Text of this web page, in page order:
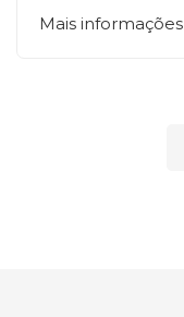
Mais informações